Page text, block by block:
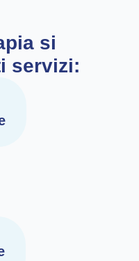
si
servizi: